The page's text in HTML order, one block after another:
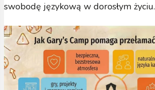
swobodę językową w dorosłym życiu.